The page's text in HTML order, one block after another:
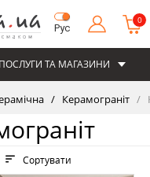
Рус
0
ПОСЛУГИ ТА МАГАЗИНИ
Керамограніт
Сортувати